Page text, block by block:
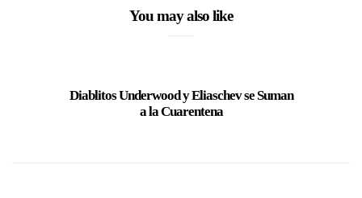
You may also like
Diablitos Underwood y Eliaschev se Suman
a la Cuarentena